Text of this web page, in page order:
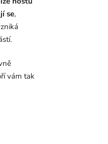
se,
vám tak